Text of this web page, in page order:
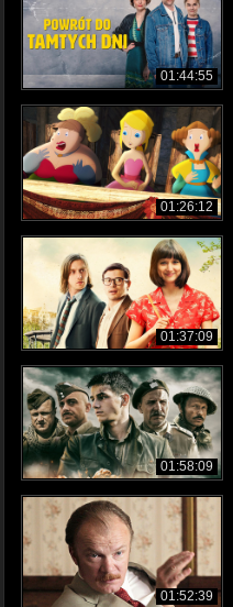
01:44:55
01:26:12
01:37:09
01:58:09
01:52:39